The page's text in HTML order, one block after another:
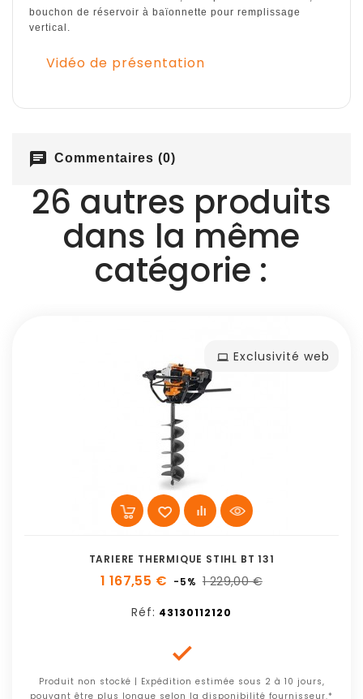
bouchon de réservoir à baïonnette pour remplissage
vertical.
Vidéo de présentation
chat Commentaires (0)
26 autres produits
dans la même
catégorie :
Exclusivité web
TARIERE THERMIQUE STIHL BT 131
1 167,55 € -5% 1 229,00 €
Réf: 43130112120

Produit non stocké | Expédition estimée sous 2 à 10 jours,
pouvant être plus longue selon la disponibilité fournisseur.*